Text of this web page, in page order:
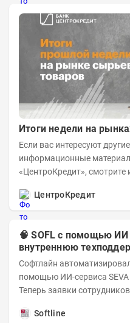
Итоги недели на
Если вас интересуют
информационные
«ЦентроКредит», смотрите
ЦентроКредит
🧠 SOFL с помощью ИИ
внутреннюю
Софтлайн
помощью ИИ-сервиса SEVA
Теперь заявки
и... Softline